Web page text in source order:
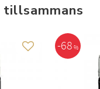
Lägg till i favoriter
68 %